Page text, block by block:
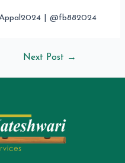
| @fb882024
Next Post →